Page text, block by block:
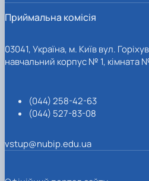
Приймальна комісія
03041, Україна, м. Київ вул.
навчальний корпус № 1, кімната
(044) 258-42-63
(044) 527-83-08
vstup@nubip.edu.ua